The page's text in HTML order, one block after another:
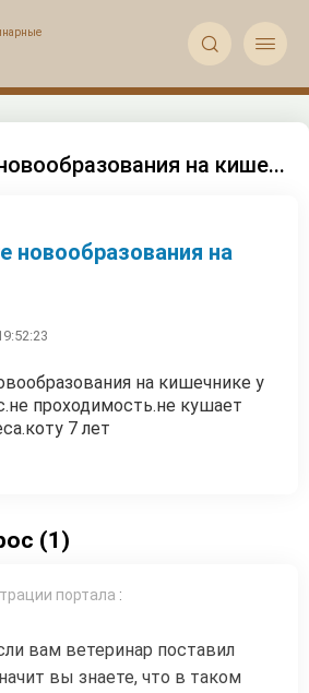
 
на кише...
новообразования на
на кишечнике у
проходимость.не кушает
7 лет
(1)
портала :
вам ветеринар поставил
вы знаете, что в таком